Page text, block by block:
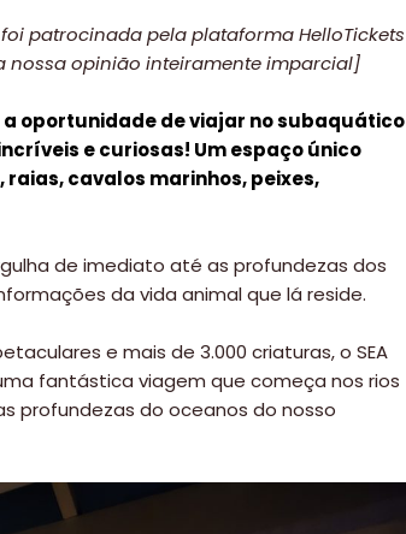
patrocinada pela plataforma HelloTickets
nossa opinião inteiramente imparcial]
a oportunidade de viajar no subaquático
e curiosas! Um espaço único
cavalos marinhos, peixes,
de imediato até as profundezas dos
da vida animal que lá reside.
e mais de 3.000 criaturas, o SEA
fantástica viagem que começa nos rios
profundezas do oceanos do nosso